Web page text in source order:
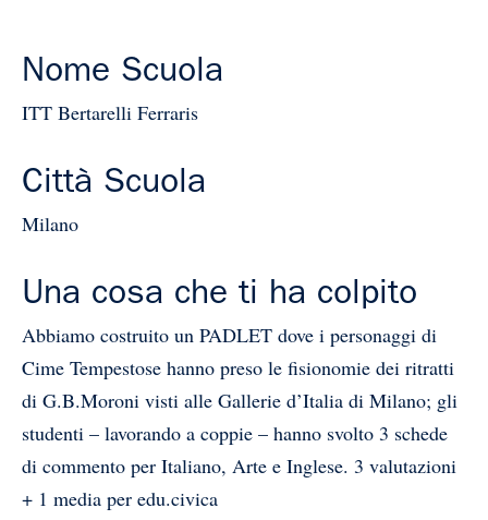
Nome Scuola
ITT Bertarelli Ferraris
Città Scuola
Milano
Una cosa che ti ha colpito
Abbiamo costruito un PADLET dove i personaggi di
Cime Tempestose hanno preso le fisionomie dei ritratti
di G.B.Moroni visti alle Gallerie d’Italia di Milano; gli
studenti – lavorando a coppie – hanno svolto 3 schede
di commento per Italiano, Arte e Inglese. 3 valutazioni
+ 1 media per edu.civica